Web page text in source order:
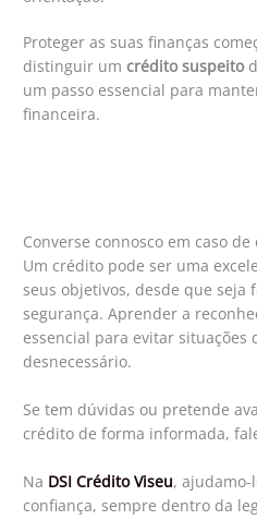
Proteger as suas finanças
distinguir umcrédito suspeito
um passo essencial para
financeira.
Converse connosco em caso de
Um crédito pode ser uma
seus objetivos, desde que seja
segurança. Aprender a
essencial para evitar
desnecessário.
Se tem dúvidas ou pretende
crédito de forma informada,
Na DSI Crédito Viseu, ajudamo-
confiança, sempre dentro da